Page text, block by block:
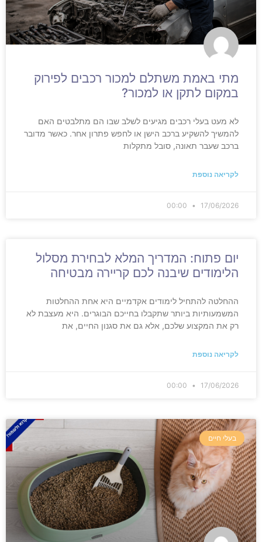
מתי באמת משתלם למכור רכבים לפירוק
במקום לתקן או למכור?
לא מעט בעלי רכבים מגיעים לשלב שבו הם מתלבטים האם
להמשיך להשקיע ברכב הישן או לחפש פתרון אחר. כאשר מדובר
ברכב שעבר תאונה, סובל מתקלות
לקריאה נוספת
17/06/2026
יום פתוח: המדריך המלא לבחירת מסלול
הלימודים שיבנה לכם קריירה מבטיחה
ההחלטה להתחיל לימודים אקדמיים היא אחת ההחלטות
המשמעותיות ביותר שתקבלו בחייכם הבוגרים. היא מעצבת לא
רק את המקצוע שלכם, אלא גם את סגנון החיים, את
לקריאה נוספת
17/06/2026
בעלי חיים